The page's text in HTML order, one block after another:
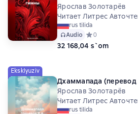
Ярослав Золотарёв
Читает Литрес
rus tilida
Audio Средний рейтинг
0
32 168,04 s`om
Eksklyuziv
Дхаммапада (перевод
Ярослав Золотарёв
Читает Литрес
rus tilida